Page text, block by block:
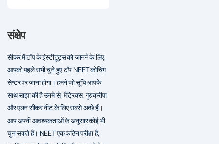
संक्षेप
सीकर में टॉप के इंस्टीटूट्स को जानने के लिए,
आपको पहले सभी चुने हुए टॉप NEET कोचिंग
सेण्टर पर जाना होगा। हमने जो सूचि आपके
साथ साझा की है उनमे से, मैट्रिक्स, गुरुक्रीपा
और एलन सीकर नीट के लिए सबसे अच्छे हैं।
आप अपनी आवश्यकताओं के अनुसार कोई भी
चुन सकते हैं। NEET एक कठिन परीक्षा है,